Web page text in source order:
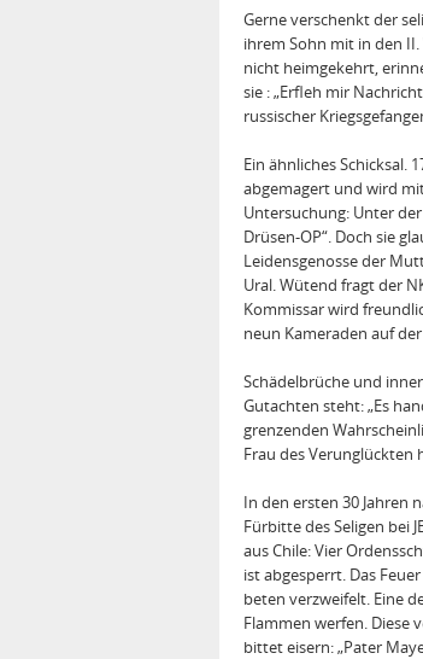
Gerne verschenkt der
ihrem Sohn mit in den
nicht heimgekehrt,
sie : „Erfleh mir
russischer
Ein ähnliches Schicksal.
abgemagert und wird
Untersuchung: Unter
Drüsen-OP“. Doch sie
Leidensgenosse der
Ural. Wütend fragt der
Kommissar wird
neun Ka­meraden auf
Schädelbrüche und
Gutachten steht: „Es
grenzenden
Frau des
In den ersten 30 Jahren
Fürbitte des Seligen bei
aus Chile: Vier
ist abgesperrt. Das
beten verzweifelt. Eine
Flammen werfen. Diese
bittet eisern: „Pater